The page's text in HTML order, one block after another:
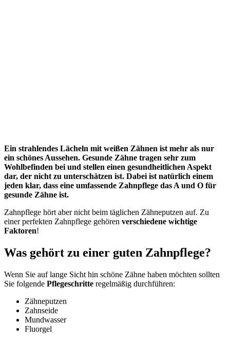
Ein strahlendes Lächeln mit weißen Zähnen ist mehr als nur
ein schönes Aussehen. Gesunde Zähne tragen sehr zum
Wohlbefinden bei und stellen einen gesundheitlichen Aspekt
dar, der nicht zu unterschätzen ist. Dabei ist natürlich einem
jeden klar, dass eine umfassende Zahnpflege das A und O für
gesunde Zähne ist.
Zahnpflege hört aber nicht beim täglichen Zähneputzen auf. Zu
einer perfekten Zahnpflege gehören verschiedene wichtige
Faktoren!
Was gehört zu einer guten Zahnpflege?
Wenn Sie auf lange Sicht hin schöne Zähne haben möchten sollten
Sie folgende Pflegeschritte regelmäßig durchführen:
Zähneputzen
Zahnseide
Mundwasser
Fluorgel